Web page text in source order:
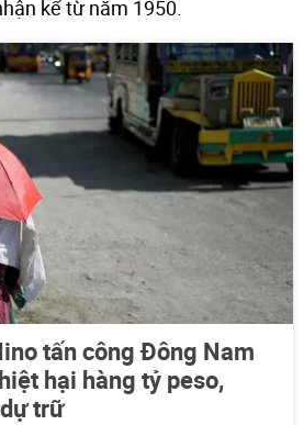
kể từ năm 1950.
tấn công Đông Nam
hại hàng tỷ peso,
trữ